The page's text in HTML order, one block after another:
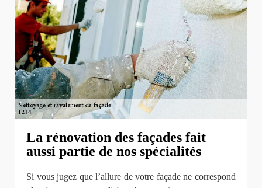
La rénovation des façades fait
aussi partie de nos spécialités
Si vous jugez que l’allure de votre façade ne correspond